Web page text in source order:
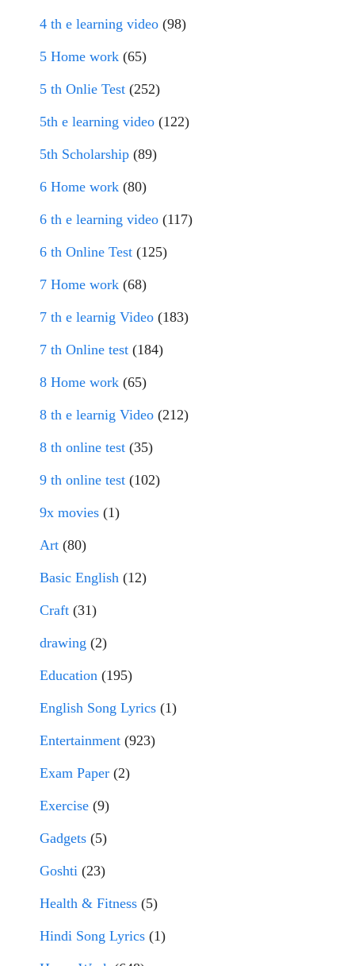
4 th e learning video (98)
5 Home work (65)
5 th Onlie Test (252)
5th e learning video (122)
5th Scholarship (89)
6 Home work (80)
6 th e learning video (117)
6 th Online Test (125)
7 Home work (68)
7 th e learnig Video (183)
7 th Online test (184)
8 Home work (65)
8 th e learnig Video (212)
8 th online test (35)
9 th online test (102)
9x movies (1)
Art (80)
Basic English (12)
Craft (31)
drawing (2)
Education (195)
English Song Lyrics (1)
Entertainment (923)
Exam Paper (2)
Exercise (9)
Gadgets (5)
Goshti (23)
Health & Fitness (5)
Hindi Song Lyrics (1)